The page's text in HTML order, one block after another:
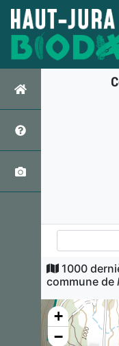
379
1000
commune de
+
−